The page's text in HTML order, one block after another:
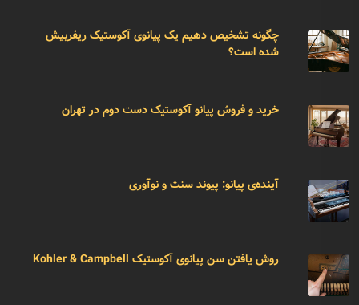
چگونه تشخیص دهیم یک پیانوی آکوستیک ریفربیش
شده است؟
خرید و فروش پیانو آکوستیک دست دوم در تهران
آینده‌ی پیانو: پیوند سنت و نوآوری
روش یافتن سن پیانوی آکوستیک Kohler & Campbell